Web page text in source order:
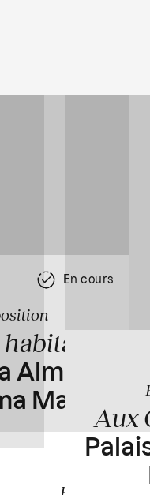
En cours
Almeida
Madoz
23.08
D'EAU
Exposition
Aux